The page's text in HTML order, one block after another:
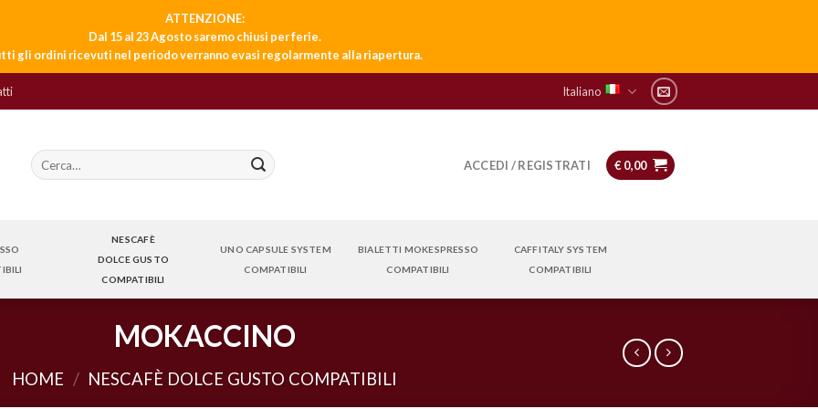
ATTENZIONE:
Dal 15 al 23 Agosto saremo chiusi per ferie.
gli ordini ricevuti nel periodo verranno evasi regolarmente alla riapertura.
Italiano
Cerca:
ACCEDI / REGISTRATI €0,00
NESCAFÈ
DOLCE GUSTO
COMPATIBILI
UNO CAPSULE SYSTEM
COMPATIBILI
BIALETTI MOKESPRESSO
COMPATIBILI
CAFFITALY SYSTEM
COMPATIBILI
MOKACCINO
HOME / NESCAFÈ DOLCE GUSTO COMPATIBILI